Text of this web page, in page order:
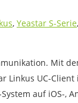
, Yeastar S-Serie,
Mit
Linkus UC-
auf iOS-,